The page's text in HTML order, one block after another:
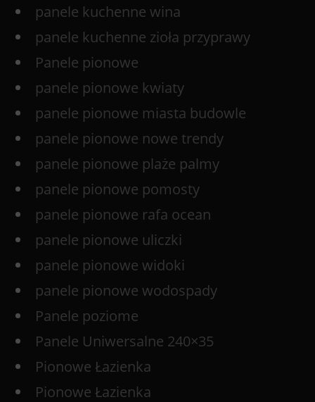
panele kuchenne wina
panele kuchenne zioła przyprawy
Panele pionowe
panele pionowe kwiaty
panele pionowe miasta budowle
panele pionowe nowe trendy
panele pionowe plaże palmy
panele pionowe pomosty
panele pionowe rafa ocean
panele pionowe uliczki
panele pionowe widoki
panele pionowe wodospady
Panele poziome
Panele Uniwersalne 240×35
Pionowe Łazienka
Pionowe Łazienka